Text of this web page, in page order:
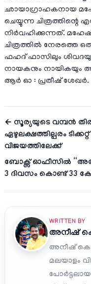
ഛായാഗ്രാഹകനായ
ചെയ്യുന്ന ചിത്രത്തിന്റെ
നിർവഹിക്കുന്നത്.
ചിത്രത്തിൽ നേരത്തെ
ഫഹദ് ഫാസിലും
നായകനും നായികയും
ആർ ഓ : പ്രതീഷ് ശേഖർ.
← സൂര്യയുടെ വമ്പൻ
ഏഴുലക്ഷത്തില്പരം
വിജയത്തിലേക്ക്
ബോക്സ് ഓഫീസിൽ
3 ദിവസം കൊണ്ട് 33
WRITTEN BY
അനീഷ്‌
അനീഷ്
മലയാളം